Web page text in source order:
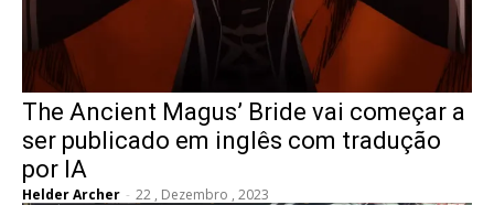
The Ancient Magus’ Bride vai começar a
ser publicado em inglês com tradução
por IA
Helder Archer - 22 , Dezembro , 2023